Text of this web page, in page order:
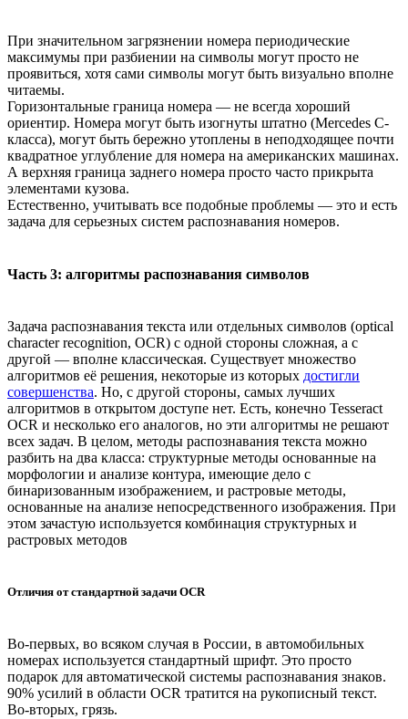
При значительном загрязнении номера периодические
максимумы при разбиении на символы могут просто не
проявиться, хотя сами символы могут быть визуально вполне
читаемы.
Горизонтальные граница номера — не всегда хороший
ориентир. Номера могут быть изогнуты штатно (Mercedes C-
класса), могут быть бережно утоплены в неподходящее почти
квадратное углубление для номера на американских машинах.
А верхняя граница заднего номера просто часто прикрыта
элементами кузова.
Естественно, учитывать все подобные проблемы — это и есть
задача для серьезных систем распознавания номеров.
Часть 3: алгоритмы распознавания символов
Задача распознавания текста или отдельных символов (optical
character recognition, OCR) с одной стороны сложная, а с
другой — вполне классическая. Существует множество
алгоритмов её решения, некоторые из которых достигли
совершенства. Но, с другой стороны, самых лучших
алгоритмов в открытом доступе нет. Есть, конечно Tesseract
OCR и несколько его аналогов, но эти алгоритмы не решают
всех задач. В целом, методы распознавания текста можно
разбить на два класса: структурные методы основанные на
морфологии и анализе контура, имеющие дело с
бинаризованным изображением, и растровые методы,
основанные на анализе непосредственного изображения. При
этом зачастую используется комбинация структурных и
растровых методов
Отличия от стандартной задачи OCR
Во-первых, во всяком случая в России, в автомобильных
номерах используется стандартный шрифт. Это просто
подарок для автоматической системы распознавания знаков.
90% усилий в области OCR тратится на рукописный текст.
Во-вторых, грязь.